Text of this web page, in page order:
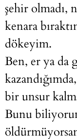
şehir olmadı,
kenara
dökeyim.
Ben, er ya da
bir unsur
Bunu